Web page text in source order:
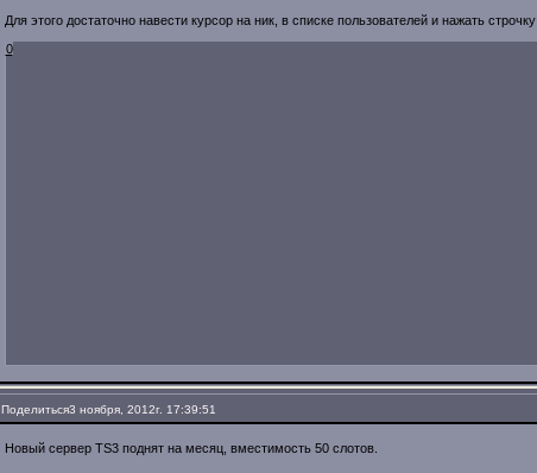
Для этого достаточно навести курсор на ник, в списке пользователей и нажать строчку
0
Поделиться3 ноября, 2012г. 17:39:51
Новый сервер TS3 поднят на месяц, вместимость 50 слотов.